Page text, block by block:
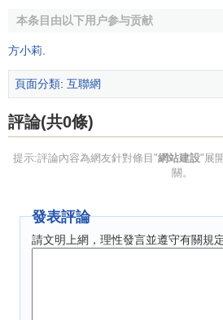
常運行，需要對站點進行全面的測試
站瀏覽者意願、網站規模以及瀏覽器
時，可以將網站移到一個本地模擬
以模擬真實的Web伺服器環境，也可
時修改。
網站製作並測試完畢後，在站點
Internet
上申請一個空問，存放Web站
上預先申請或購買的空間中，供網
本条目由以下用户参与贡献
方小莉
頁面分類: 互聯網
評論(共0條)
提示:評論內容為網友針對條目"網站建設"展
關。
發表評論
請文明上網，理性發言並遵守有關規定